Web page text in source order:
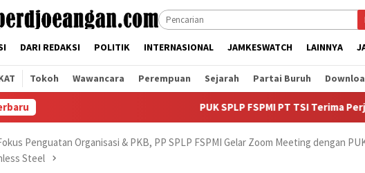
DARI REDAKSI POLITIK INTERNASIONAL JAMKESWATCH LAINNYA
Tokoh Wawancara Perempuan Sejarah Partai Buruh
PUK SPLP FSPMI PT TSI Terima Perjanjian
Penguatan Organisasi & PKB, PP SPLP FSPMI Gelar Zoom Meeting dengan
Steel